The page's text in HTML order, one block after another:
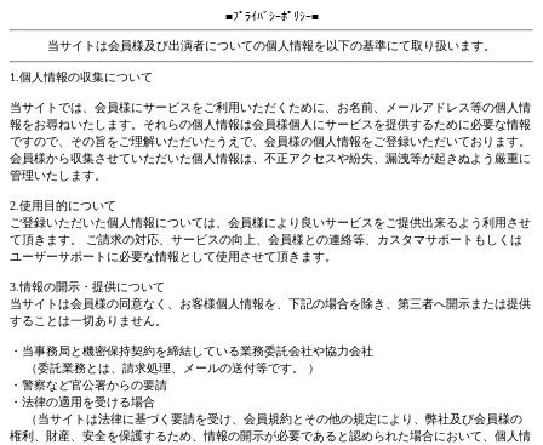
■ﾌﾟﾗｲﾊﾞｼｰﾎﾟﾘｼｰ■
当サイトは会員様及び出演者についての個人情報を以下の基準にて取り扱います。
1.個人情報の収集について
当サイトでは、会員様にサービスをご利用いただくために、お名前、メールアドレス等の個人情
報をお尋ねいたします。それらの個人情報は会員様個人にサービスを提供するために必要な情報
ですので、その旨をご理解いただいたうえで、会員様の個人情報をご登録いただいております。
会員様から収集させていただいた個人情報は、不正アクセスや紛失、漏洩等が起きぬよう厳重に
管理いたします。
2.使用目的について
ご登録いただいた個人情報については、会員様により良いサービスをご提供出来るよう利用させ
て頂きます。 ご請求の対応、サービスの向上、会員様との連絡等、カスタマサポートもしくは
ユーザーサポートに必要な情報として使用させて頂きます。
3.情報の開示・提供について
当サイトは会員様の同意なく、お客様個人情報を、下記の場合を除き、第三者へ開示または提供
することは一切ありません。
・当事務局と機密保持契約を締結している業務委託会社や協力会社
（委託業務とは、請求処理、メールの送付等です。 ）
・警察など官公署からの要請
・法律の適用を受ける場合
（当サイトは法律に基づく要請を受け、会員規約とその他の規定により、弊社及び会員様の
権利、財産、安全を保護するため、情報の開示が必要であると認められた場合において、個人情